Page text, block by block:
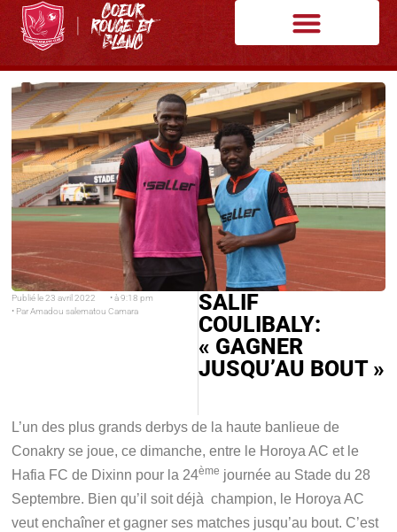
Publié le 23 avril 2022 • à 9:18 pm
• ParAmadou salematou Camara
SALIF
COULIBALY:
« GAGNER
JUSQU’AU BOUT »
L’un des plus grands derbys de la haute banlieue de
Conakry se joue, ce dimanche, entre le Horoya AC et le
Hafia FC de Dixinn pour la 24ème journée au Stade du 28
Septembre. Bien qu’il soit déjà champion, le Horoya AC
veut enchaîner et gagner ses matches jusqu’au bout. C’est